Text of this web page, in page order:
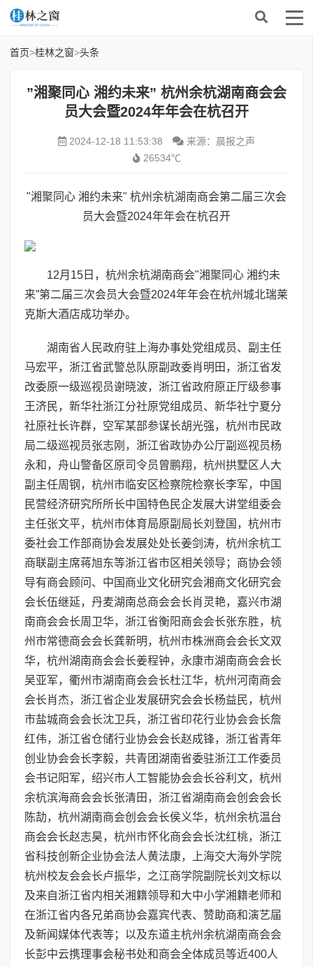
首页>桂林之窗>头条
”湘聚同心 湘约未来” 杭州余杭湖南商会会
员大会暨2024年年会在杭召开
2024-12-18 11:53:38
来源：晨报之声
26534℃
"湘聚同心 湘约未来" 杭州余杭湖南商会第二届三次会
员大会暨2024年年会在杭召开
12月15日，杭州余杭湖南商会"湘聚同心 湘约未
来”第二届三次会员大会暨2024年年会在杭州城北瑞莱
克斯大酒店成功举办。
湖南省人民政府驻上海办事处党组成员、副主任
马宏平，浙江省武警总队原副政委肖明田，浙江省发
改委原一级巡视员谢晓波，浙江省政府原正厅级参事
王济民，新华社浙江分社原党组成员、新华社宁夏分
社原社长许群，空军某部参谋长胡光强，杭州市民政
局二级巡视员张志刚，浙江省政协办公厅副巡视员杨
永和，舟山警备区原司令员曾鹏翔，杭州拱墅区人大
副主任周钢，杭州市临安区检察院检察长李军，中国
民营经济研究所所长中国特色民企发展大讲堂组委会
主任张文平，杭州市体育局原副局长刘登国，杭州市
委社会工作部商协会发展处处长姜剑涛，杭州余杭工
商联副主席蒋旭东等浙江省市区相关领导；商协会领
导有商会顾问、中国商业文化研究会湘商文化研究会
会长伍继延，丹麦湖南总商会会长肖灵艳，嘉兴市湖
南商会会长周卫华，浙江省衡阳商会会长张东胜，杭
州市常德商会会长龚新明，杭州市株洲商会会长文双
华，杭州湖南商会会长姜程钟，永康市湖南商会会长
吴亚军，衢州市湖南商会会长杜江华，杭州河南商会
会长肖杰，浙江省企业发展研究会会长杨益民，杭州
市盐城商会会长沈卫兵，浙江省印花行业协会会长詹
红伟，浙江省仓储行业协会会长赵成锋，浙江省青年
创业协会会长李毅，共青团湖南省委驻浙江工作委员
会书记阳军，绍兴市人工智能协会会长谷利文，杭州
余杭滨海商会会长张清田，浙江省湖南商会创会会长
陈劼，杭州湖南商会创会会长侯义华，杭州余杭温台
商会会长赵志昊，杭州市怀化商会会长沈红桃，浙江
省科技创新企业协会法人黄法康，上海交大海外学院
杭州校友会会长卢振华，之江商学院副院长刘文标以
及来自浙江省内相关湘籍领导和大中小学湘籍老师和
在浙江省内各兄弟商协会嘉宾代表、赞助商和演艺届
及新闻媒体代表等；以及东道主杭州余杭湖南商会会
长彭中云携理事会秘书处和商会全体成员等近400人